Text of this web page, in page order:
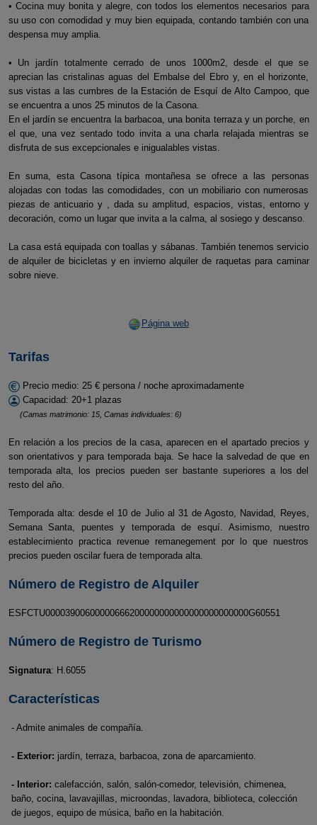
• Cocina muy bonita y alegre, con todos los elementos necesarios para
su uso con comodidad y muy bien equipada, contando también con una
despensa muy amplia.
• Un jardín totalmente cerrado de unos 1000m2, desde el que se
aprecian las cristalinas aguas del Embalse del Ebro y, en el horizonte,
sus vistas a las cumbres de la Estación de Esquí de Alto Campoo, que
se encuentra a unos 25 minutos de la Casona.
En el jardín se encuentra la barbacoa, una bonita terraza y un porche, en
el que, una vez sentado todo invita a una charla relajada mientras se
disfruta de sus excepcionales e inigualables vistas.
En suma, esta Casona típica montañesa se ofrece a las personas
alojadas con todas las comodidades, con un mobiliario con numerosas
piezas de anticuario y , dada su amplitud, espacios, vistas, entorno y
decoración, como un lugar que invita a la calma, al sosiego y descanso.
La casa está equipada con toallas y sábanas. También tenemos servicio
de alquiler de bicicletas y en invierno alquiler de raquetas para caminar
sobre nieve.
Página web
Tarifas
Precio medio: 25 € persona / noche aproximadamente
Capacidad: 20+1 plazas
(Camas matrimonio: 15, Camas individuales: 6)
En relación a los precios de la casa, aparecen en el apartado precios y
son orientativos y para temporada baja. Se hace la salvedad de que en
temporada alta, los precios pueden ser bastante superiores a los del
resto del año.
Temporada alta: desde el 10 de Julio al 31 de Agosto, Navidad, Reyes,
Semana Santa, puentes y temporada de esquí. Asimismo, nuestro
establecimiento practica revenue remanegement por lo que nuestros
precios pueden oscilar fuera de temporada alta.
Número de Registro de Alquiler
ESFCTU00003900600000666200000000000000000000000G60551
Número de Registro de Turismo
Signatura: H.6055
Características
- Admite animales de compañía.
- Exterior: jardín, terraza, barbacoa, zona de aparcamiento.
- Interior: calefacción, salón, salón-comedor, televisión, chimenea,
baño, cocina, lavavajillas, microondas, lavadora, biblioteca, colección
de juegos, equipo de música, baño en la habitación.